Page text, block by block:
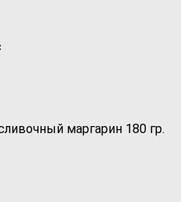
маргарин 180 гр.